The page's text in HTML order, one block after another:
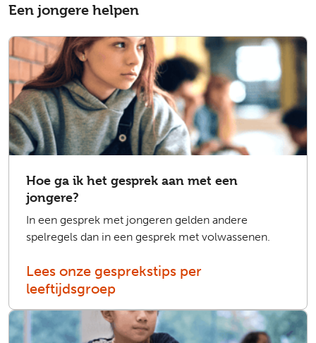
Een jongere helpen
Hoe ga ik het gesprek aan met een
jongere?
In een gesprek met jongeren gelden andere
spelregels dan in een gesprek met volwassenen.
Lees onze gesprekstips per
leeftijdsgroep